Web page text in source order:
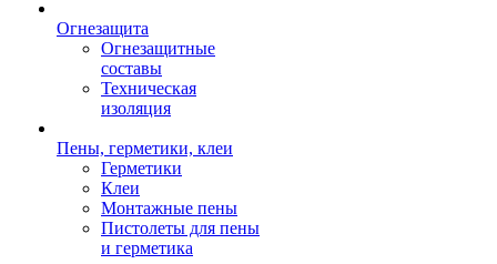
Огнезащита
Огнезащитные
составы
Техническая
изоляция
Пены, герметики, клеи
Герметики
Клеи
Монтажные пены
Пистолеты для пены
и герметика